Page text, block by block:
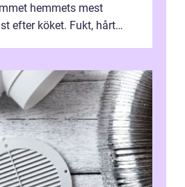
hemmets mest
efter köket. Fukt, hårt